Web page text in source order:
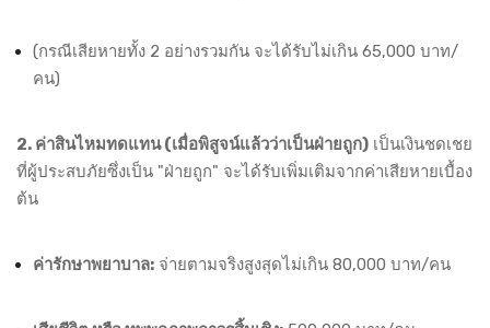
(กรณีเสียหายทั้ง 2 อย่างรวมกัน จะได้รับไม่เกิน 65,000 บาท/
คน)
2. ค่าสินไหมทดแทน (เมื่อพิสูจน์แล้วว่าเป็นฝ่ายถูก) เป็นเงินชดเชย
ที่ผู้ประสบภัยซึ่งเป็น "ฝ่ายถูก" จะได้รับเพิ่มเติมจากค่าเสียหายเบื้อง
ต้น
ค่ารักษาพยาบาล: จ่ายตามจริงสูงสุดไม่เกิน 80,000 บาท/คน